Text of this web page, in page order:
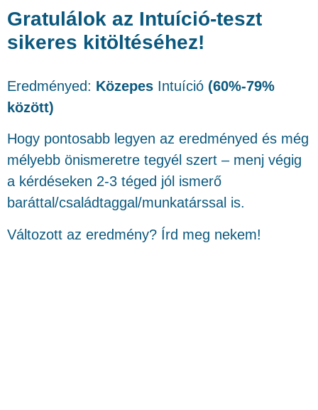
Gratulálok az Intuíció-teszt
sikeres kitöltéséhez!
Eredményed: Közepes Intuíció (60%-79%
között)
Hogy pontosabb legyen az eredményed és még
mélyebb önismeretre tegyél szert – menj végig
a kérdéseken 2-3 téged jól ismerő
baráttal/családtaggal/munkatárssal is.
Változott az eredmény? Írd meg nekem!